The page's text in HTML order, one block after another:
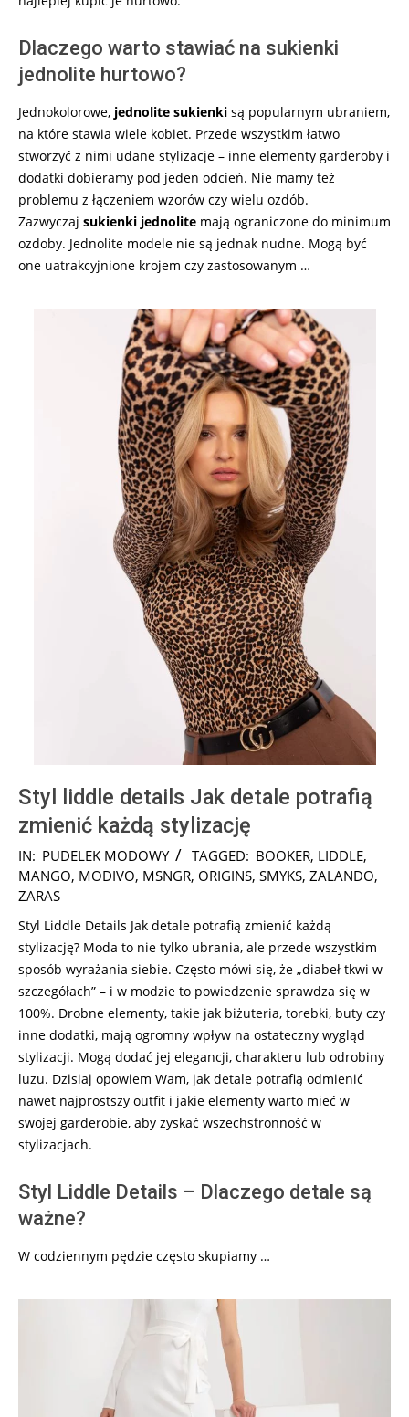
Dlaczego warto stawiać na sukienki
jednolite hurtowo?
Jednokolorowe, jednolite sukienki są popularnym ubraniem,
na które stawia wiele kobiet. Przede wszystkim łatwo
stworzyć z nimi udane stylizacje – inne elementy garderoby i
dodatki dobieramy pod jeden odcień. Nie mamy też
problemu z łączeniem wzorów czy wielu ozdób.
Zazwyczaj sukienki jednolite mają ograniczone do minimum
ozdoby. Jednolite modele nie są jednak nudne. Mogą być
one uatrakcyjnione krojem czy zastosowanym …
Styl liddle details Jak detale potrafią
zmienić każdą stylizację
2024-
12-
13
IN: PUDELEK MODOWY TAGGED: BOOKER, LIDDLE,
MANGO, MODIVO, MSNGR, ORIGINS, SMYKS, ZALANDO,
ZARAS
Styl Liddle Details Jak detale potrafią zmienić każdą
stylizację? Moda to nie tylko ubrania, ale przede wszystkim
sposób wyrażania siebie. Często mówi się, że „diabeł tkwi w
szczegółach” – i w modzie to powiedzenie sprawdza się w
100%. Drobne elementy, takie jak biżuteria, torebki, buty czy
inne dodatki, mają ogromny wpływ na ostateczny wygląd
stylizacji. Mogą dodać jej elegancji, charakteru lub odrobiny
luzu. Dzisiaj opowiem Wam, jak detale potrafią odmienić
nawet najprostszy outfit i jakie elementy warto mieć w
swojej garderobie, aby zyskać wszechstronność w
stylizacjach.
Styl Liddle Details – Dlaczego detale są
ważne?
W codziennym pędzie często skupiamy …